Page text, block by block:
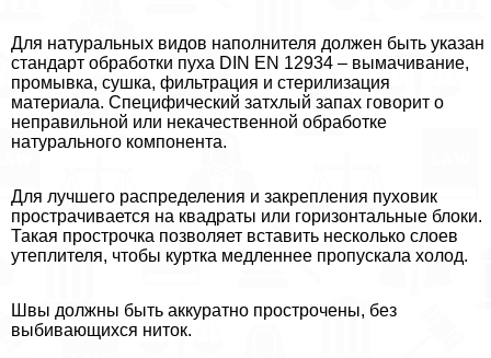
Для натуральных видов наполнителя должен быть указан
стандарт обработки пуха DIN EN 12934 – вымачивание,
промывка, сушка, фильтрация и стерилизация
материала. Специфический затхлый запах говорит о
неправильной или некачественной обработке
натурального компонента.
Для лучшего распределения и закрепления пуховик
прострачивается на квадраты или горизонтальные блоки.
Такая прострочка позволяет вставить несколько слоев
утеплителя, чтобы куртка медленнее пропускала холод.
Швы должны быть аккуратно прострочены, без
выбивающихся ниток.